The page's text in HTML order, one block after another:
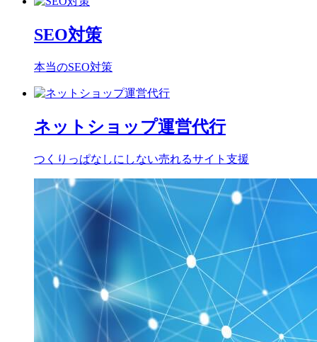
SEO対策
本当のSEO対策
ネットショップ運営代行
つくりっぱなしにしない売れるサイト支援